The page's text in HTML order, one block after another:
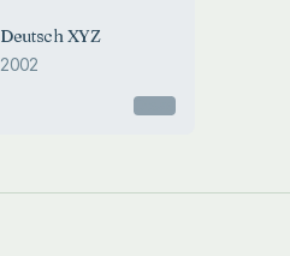
Deutsch XYZ
2002